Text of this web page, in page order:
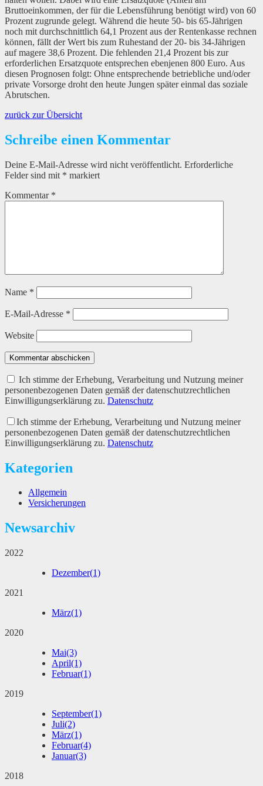
Bruttoeinkommen, der für die Lebensführung benötigt wird) von 60
Prozent zugrunde gelegt. Während die heute 50- bis 65-Jährigen
noch mit durchschnittlich 64,1 Prozent aus der Rentenkasse rechnen
können, fällt der Wert bis zum Ruhestand der 20- bis 34-Jährigen
auf magere 38,6 Prozent. Die fehlenden 21,4 Prozent bis zur
erforderlichen Ersatzquote entsprechen ebenjenen 800 Euro. Aus
diesen Prognosen folgt: Ohne entsprechende betriebliche und/oder
private Vorsorge droht den heute Jungen später einmal das soziale
Abrutschen.
zurück zur Übersicht
Schreibe einen Kommentar
Deine E-Mail-Adresse wird nicht veröffentlicht. Erforderliche
Felder sind mit * markiert
Kommentar *
Name *
E-Mail-Adresse *
Website
Kommentar abschicken
Ich stimme der Erhebung, Verarbeitung und Nutzung meiner
personenbezogenen Daten gemäß der datenschutzrechtlichen
Einwilligungserklärung zu. Datenschutz
Ich stimme der Erhebung, Verarbeitung und Nutzung meiner
personenbezogenen Daten gemäß der datenschutzrechtlichen
Einwilligungserklärung zu. Datenschutz
Kategorien
Allgemein
Versicherungen
Newsarchiv
2022
Dezember(1)
2021
März(1)
2020
Mai(3)
April(1)
Februar(1)
2019
September(1)
Juli(2)
März(1)
Februar(4)
Januar(3)
2018